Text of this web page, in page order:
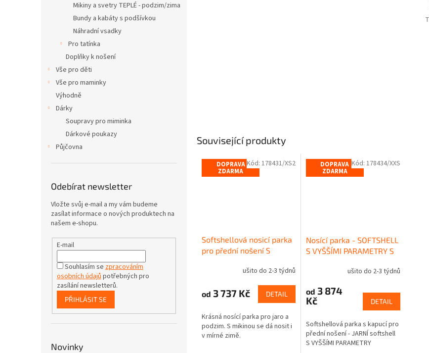
Mikiny a svetry TEPLÉ - podzim/zima
Bundy a kabáty s podšívkou
Náhradní vsadky
Pro tatínka
Doplňky k nošení
Vše pro děti
Vše pro maminky
Výhodně
Dárky
Soupravy pro miminka
Dárkové poukazy
Půjčovna
Odebírat newsletter
Vložte svůj e-mail a my vám budeme
zasílat informace o nových produktech na
našem e-shopu.
E-mail
Souhlasím se zpracováním
osobních údajů potřebných pro
zasílání newsletterů.
PŘIHLÁSIT SE
Novinky
Související produkty
DOPRAVA
ZDARMA
Softshellová nosicí parka
pro přední nošení S
jaro/podzimušito do 2-3 týdnů
od 3 737 Kč DETAIL
Krásná nosící parka pro jaro a
podzim. S mikinou se dá nosit i
v mírné zimě.
Kód: 178431/XS2 DOPRAVA
ZDARMA
Nosící parka - SOFTSHELL
S VYŠŠÍMI PARAMETRY S
ušito do 2-3 týdnů
od 3 874
Kč
DETAIL
Softshellová parka s kapucí pro
přední nošení - JARNÍ softshell
S VYŠŠÍMI PARAMETRY
Kód: 178434/XXS